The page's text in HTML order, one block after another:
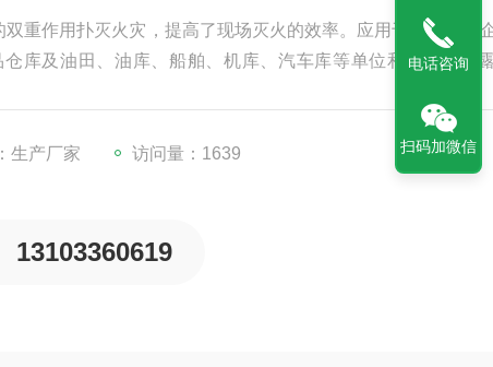
重作用扑灭火灾，提高了现场灭火的效率。应用于大型化工
库及油田、油库、船舶、机库、汽车库等单位和燃料易泄
生产厂家 访问量：1639
13103360619
电话咨询
扫码加微信